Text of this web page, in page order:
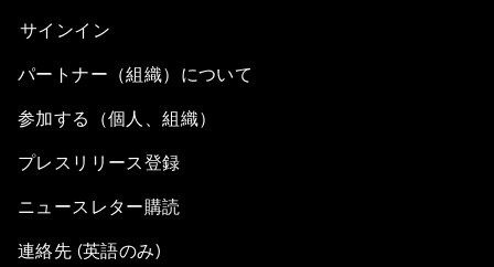
サインイン
パートナー（組織）について
参加する（個人、組織）
プレスリリース登録
ニュースレター購読
連絡先 (英語のみ)